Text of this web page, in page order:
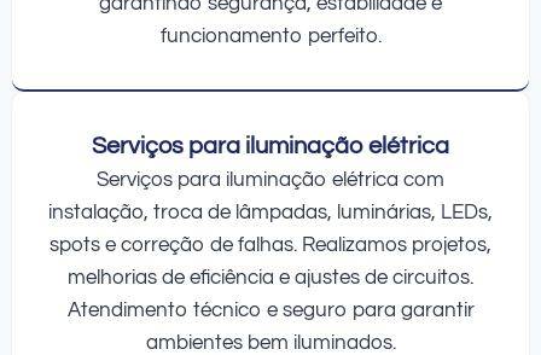
funcionamento perfeito.
Serviços para iluminação elétrica
Serviços para iluminação elétrica com
instalação, troca de lâmpadas, luminárias, LEDs,
spots e correção de falhas. Realizamos projetos,
melhorias de eficiência e ajustes de circuitos.
Atendimento técnico e seguro para garantir
ambientes bem iluminados.